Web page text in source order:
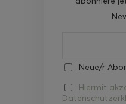
Neue/r
Hiermit